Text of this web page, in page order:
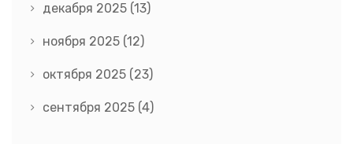
декабря 2025 (13)
ноября 2025 (12)
октября 2025 (23)
сентября 2025 (4)